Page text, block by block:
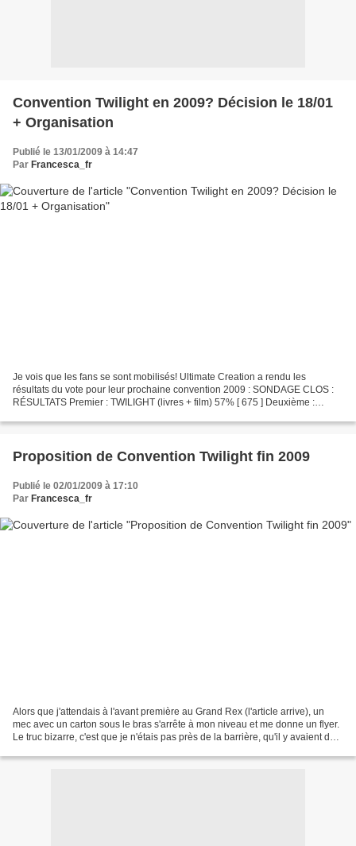
Convention Twilight en 2009? Décision le 18/01
+ Organisation
Publié le 13/01/2009 à 14:47
Par Francesca_fr
Je vois que les fans se sont mobilisés! Ultimate Creation a rendu les
résultats du vote pour leur prochaine convention 2009 : SONDAGE CLOS :
RÉSULTATS Premier : TWILIGHT (livres + film) 57% [ 675 ] Deuxième :
Proposition de Convention Twilight fin 2009
Publié le 02/01/2009 à 17:10
Par Francesca_fr
Alors que j'attendais à l'avant première au Grand Rex (l'article arrive), un
mec avec un carton sous le bras s'arrête à mon niveau et me donne un flyer.
Le truc bizarre, c'est que je n'étais pas près de la barrière, qu'il y avaient des